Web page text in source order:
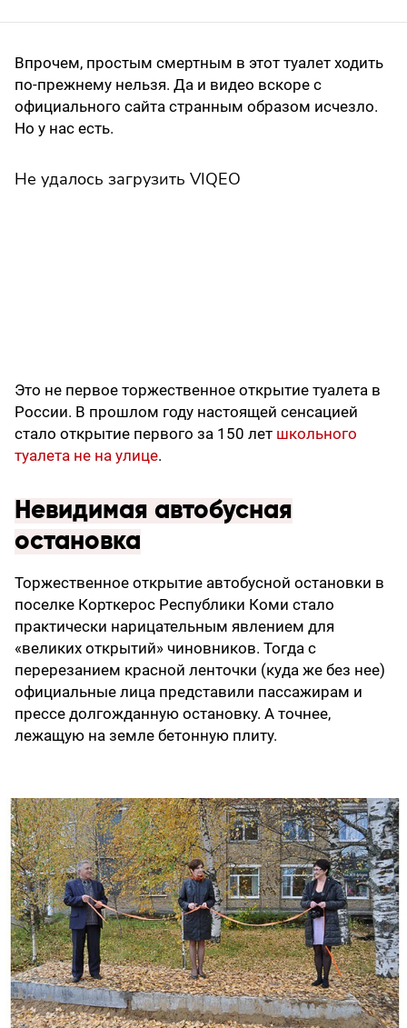
Впрочем, простым смертным в этот туалет ходить
по-прежнему нельзя. Да и видео вскоре с
официального сайта странным образом исчезло.
Но у нас есть.
Не удалось загрузить VIQEO
Это не первое торжественное открытие туалета в
России. В прошлом году настоящей сенсацией
стало открытие первого за 150 лет школьного
туалета не на улице.
Невидимая автобусная
остановка
Торжественное открытие автобусной остановки в
поселке Корткерос Республики Коми стало
практически нарицательным явлением для
«великих открытий» чиновников. Тогда с
перерезанием красной ленточки (куда же без нее)
официальные лица представили пассажирам и
прессе долгожданную остановку. А точнее,
лежащую на земле бетонную плиту.